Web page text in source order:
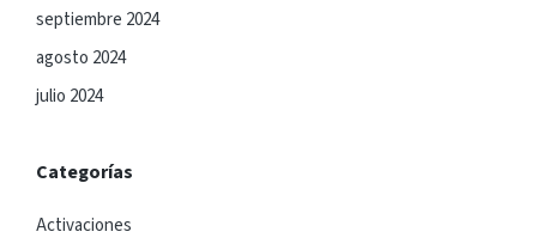
septiembre 2024
agosto 2024
julio 2024
Categorías
Activaciones